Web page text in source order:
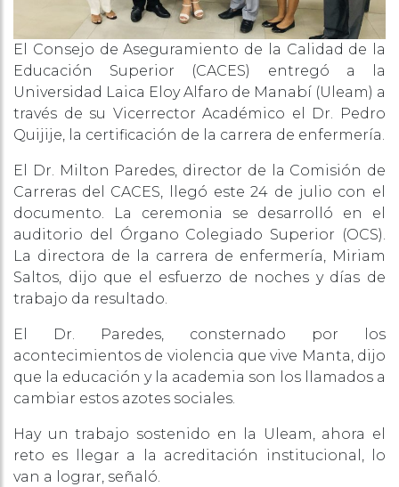
El Consejo de Aseguramiento de la Calidad de la
Educación Superior (CACES) entregó a la
Universidad Laica Eloy Alfaro de Manabí (Uleam) a
través de su Vicerrector Académico el Dr. Pedro
Quijije, la certificación de la carrera de enfermería.
El Dr. Milton Paredes, director de la Comisión de
Carreras del CACES, llegó este 24 de julio con el
documento. La ceremonia se desarrolló en el
auditorio del Órgano Colegiado Superior (OCS).
La directora de la carrera de enfermería, Miriam
Saltos, dijo que el esfuerzo de noches y días de
trabajo da resultado.
El Dr. Paredes, consternado por los
acontecimientos de violencia que vive Manta, dijo
que la educación y la academia son los llamados a
cambiar estos azotes sociales.
Hay un trabajo sostenido en la Uleam, ahora el
reto es llegar a la acreditación institucional, lo
van a lograr, señaló.